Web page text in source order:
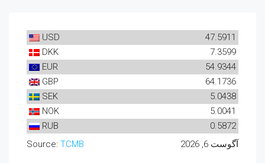
USD
47.5911
DKK
7.3599
EUR
54.9344
GBP
64.1736
SEK
5.0438
NOK
5.0041
RUB
0.5872
Source: TCMB آگوست 6, 2026